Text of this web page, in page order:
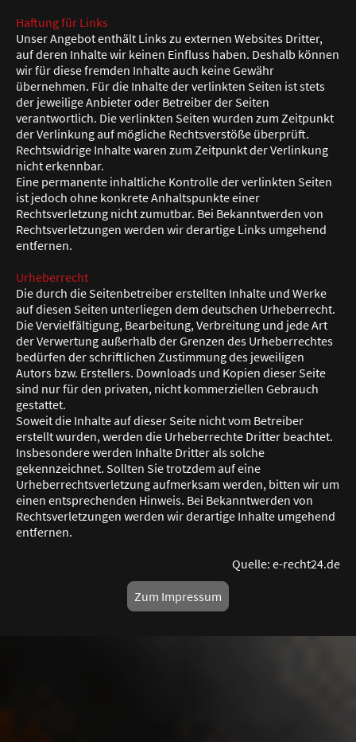
Haftung für Links
Unser Angebot enthält Links zu externen Websites Dritter,
auf deren Inhalte wir keinen Einfluss haben. Deshalb können
wir für diese fremden Inhalte auch keine Gewähr
übernehmen. Für die Inhalte der verlinkten Seiten ist stets
der jeweilige Anbieter oder Betreiber der Seiten
verantwortlich. Die verlinkten Seiten wurden zum Zeitpunkt
der Verlinkung auf mögliche Rechtsverstöße überprüft.
Rechtswidrige Inhalte waren zum Zeitpunkt der Verlinkung
nicht erkennbar.
Eine permanente inhaltliche Kontrolle der verlinkten Seiten
ist jedoch ohne konkrete Anhaltspunkte einer
Rechtsverletzung nicht zumutbar. Bei Bekanntwerden von
Rechtsverletzungen werden wir derartige Links umgehend
entfernen.
Urheberrecht
Die durch die Seitenbetreiber erstellten Inhalte und Werke
auf diesen Seiten unterliegen dem deutschen Urheberrecht.
Die Vervielfältigung, Bearbeitung, Verbreitung und jede Art
der Verwertung außerhalb der Grenzen des Urheberrechtes
bedürfen der schriftlichen Zustimmung des jeweiligen
Autors bzw. Erstellers. Downloads und Kopien dieser Seite
sind nur für den privaten, nicht kommerziellen Gebrauch
gestattet.
Soweit die Inhalte auf dieser Seite nicht vom Betreiber
erstellt wurden, werden die Urheberrechte Dritter beachtet.
Insbesondere werden Inhalte Dritter als solche
gekennzeichnet. Sollten Sie trotzdem auf eine
Urheberrechtsverletzung aufmerksam werden, bitten wir um
einen entsprechenden Hinweis. Bei Bekanntwerden von
Rechtsverletzungen werden wir derartige Inhalte umgehend
entfernen.
Quelle: e-recht24.de
Zum Impressum